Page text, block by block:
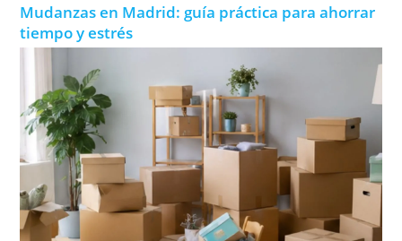
Mudanzas en Madrid: guía práctica para ahorrar
tiempo y estrés